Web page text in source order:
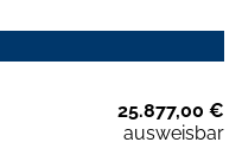
25.877,00 €
ausweisbar